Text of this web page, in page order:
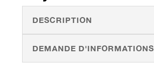
DESCRIPTION
DEMANDE D'INFORMATIONS